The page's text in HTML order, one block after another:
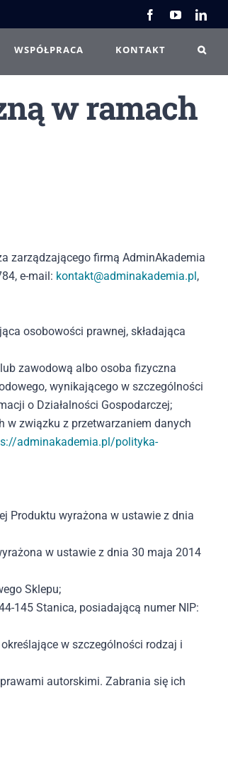
FacebookYouTube
WSPÓŁPRACA KONTAKT
w ramach
zarządzającego firmą AdminAkademia
e-mail: kontakt@adminakademia.pl,
osobowości prawnej, składająca
zawodową albo osoba fizyczna
wynikającego w szczególności
o Działalności Gospodarczej;
w związku z przetwarzaniem danych
adminakademia.pl/polityka-
Produktu wyrażona w ustawie z dnia
w ustawie z dnia 30 maja 2014
Sklepu;
145 Stanica, posiadającą numer NIP:
w szczególności rodzaj i
autorskimi. Zabrania się ich